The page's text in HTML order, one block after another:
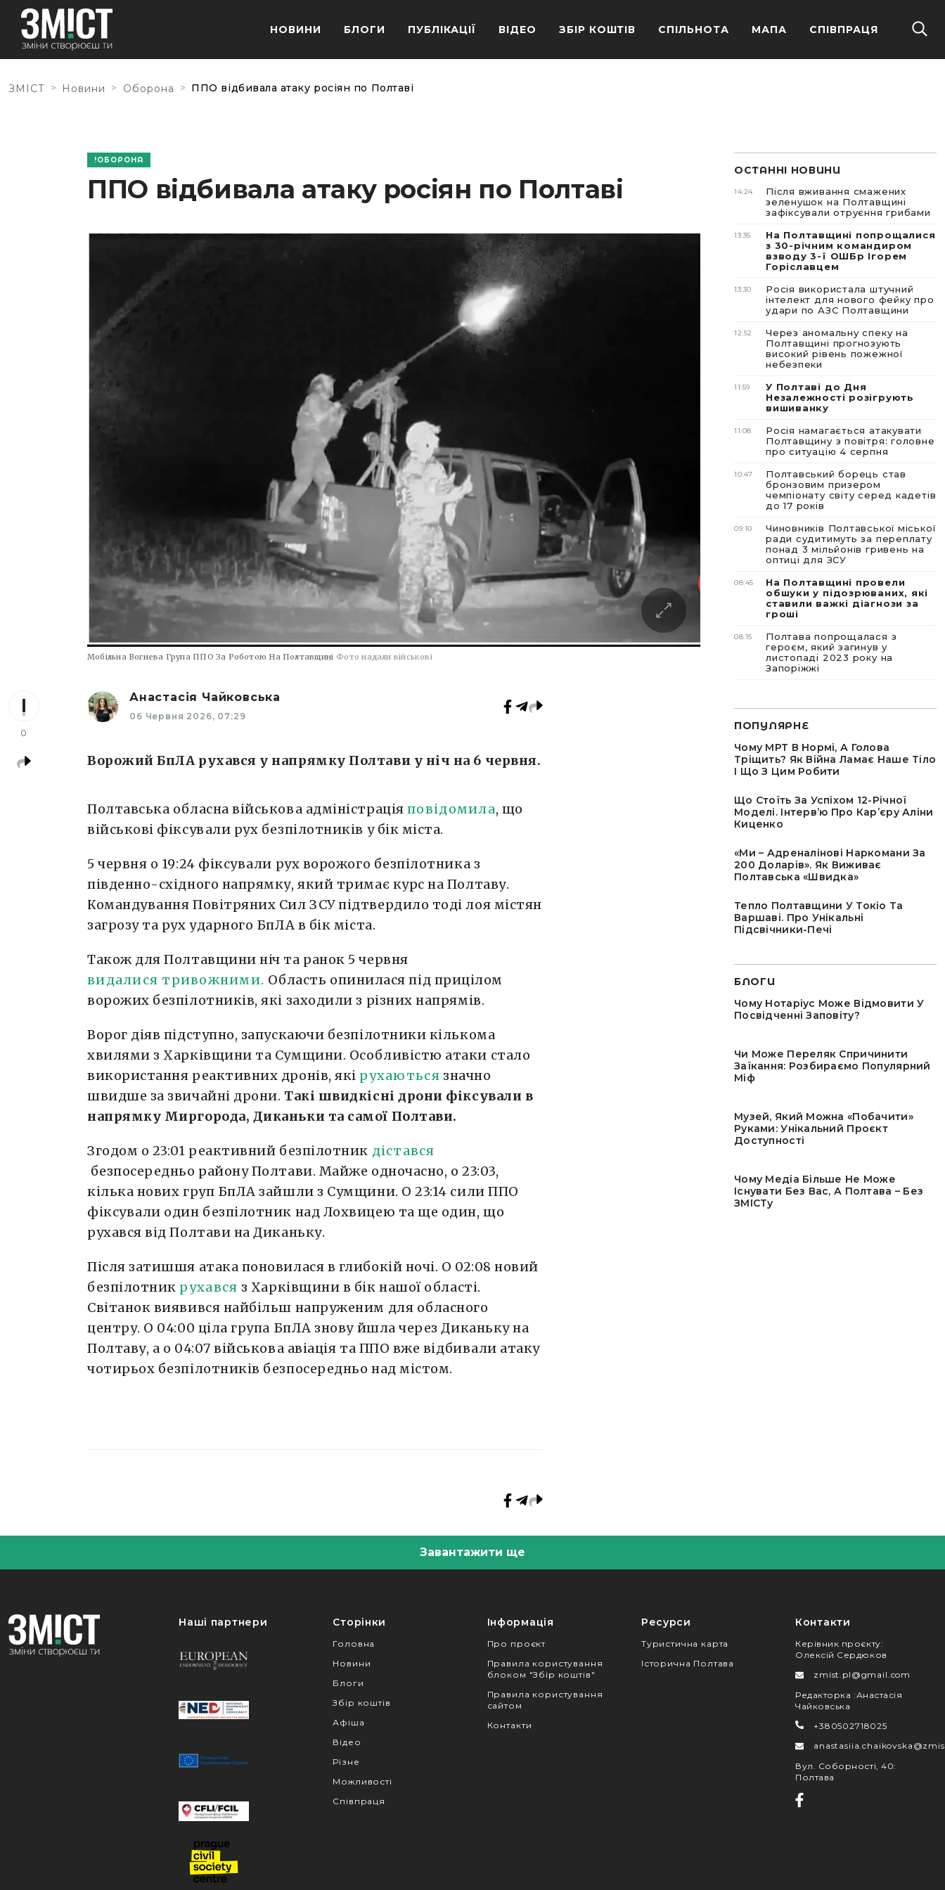
НОВИНИ БЛОГИ ПУБЛІКАЦІЇ ВІДЕО ЗБІР КОШТІВ СПІЛЬНОТА МАПА СПІВПРАЦЯ
ЗМІСТ > Новини > Оборона > ППО відбивала атаку росіян по Полтаві
ОБОРОНА
ППО відбивала атаку росіян по Полтаві
Мобільна Вогнева Група ППО За Роботою На Полтавщині Фото надали військові
0
Анастасія Чайковська
06 Червня 2026, 07:29
Ворожий БпЛА рухався у напрямку Полтави у ніч на 6 червня.
Полтавська обласна військова адміністраціяповідомила, що
військові фіксували рух безпілотників у бік міста.
5 червня о 19:24 фіксували рух ворожого безпілотника з
південно-східного напрямку, який тримає курс на Полтаву.
Командування Повітряних Сил ЗСУ підтвердило тоді лоя містян
загрозу та рух ударного БпЛА в бік міста.
Також для Полтавщини ніч та ранок 5 червня
видалися тривожними. Область опинилася під прицілом
ворожих безпілотників, які заходили з різних напрямів.
Ворог діяв підступно, запускаючи безпілотники кількома
хвилями з Харківщини та Сумщини. Особливістю атаки стало
використання реактивних дронів, які рухаються значно
швидше за звичайні дрони. Такі швидкісні дрони фіксували в
напрямку Миргорода, Диканьки та самої Полтави.
Згодом о 23:01 реактивний безпілотник дістався
безпосередньо району Полтави. Майже одночасно, о 23:03,
кілька нових груп БпЛА зайшли з Сумщини. О 23:14 сили ППО
фіксували один безпілотник над Лохвицею та ще один, що
рухався від Полтави на Диканьку.
Після затишшя атака поновилася в глибокій ночі. О 02:08 новий
безпілотник рухався з Харківщини в бік нашої області.
Світанок виявився найбільш напруженим для обласного
центру. О 04:00 ціла група БпЛА знову йшла через Диканьку на
Полтаву, а о 04:07 військова авіація та ППО вже відбивали атаку
чотирьох безпілотників безпосередньо над містом.
ОСТАННІ НОВИНИ
14:24
Після вживання смажених
зеленушок на Полтавщині
зафіксували отруєння грибами
13:35
На Полтавщині попрощалися
з 30-річним командиром
взводу 3-ї ОШБр Ігорем
Горіславцем
13:30
Росія використала штучний
інтелект для нового фейку про
удари по АЗС Полтавщини
12:52
Через аномальну спеку на
Полтавщині прогнозують
високий рівень пожежної
небезпеки
11:59
У Полтаві до Дня
Незалежності розігрують
вишиванку
11:08
Росія намагається атакувати
Полтавщину з повітря: головне
про ситуацію 4 серпня
10:47
Полтавський борець став
бронзовим призером
чемпіонату світу серед кадетів
до 17 років
09:10
Чиновників Полтавської міської
ради судитимуть за переплату
понад 3 мільйонів гривень на
оптиці для ЗСУ
08:45
На Полтавщині провели
обшуки у підозрюваних, які
ставили важкі діагнози за
гроші
08:15
Полтава попрощалася з
героєм, який загинув у
листопаді 2023 року на
Запоріжжі
ПОПУЛЯРНЕ
Чому МРТ В Нормі, А Голова
Тріщить? Як Війна Ламає Наше Тіло
І Що З Цим Робити
Що Стоїть За Успіхом 12-Річної
Моделі. Інтервʼю Про Карʼєру Аліни
Киценко
«Ми – Адреналінові Наркомани За
200 Доларів». Як Виживає
Полтавська «швидка»
Тепло Полтавщини У Токіо Та
Варшаві. Про Унікальні
Підсвічники-Печі
БЛОГИ
Чому Нотаріус Може Відмовити У
Посвідченні Заповіту?
Чи Може Переляк Спричинити
Заїкання: Розбираємо Популярний
Міф
Музей, Який Можна «побачити»
Руками: Унікальний Проєкт
Доступності
Чому Медіа Більше Не Може
Існувати Без Вас, А Полтава – Без
ЗМІСТу
Завантажити ще
Наші партнери Сторінки
Головна
Новини
Блоги
Збір коштів
Афіша
Відео
Різне
Можливості
Співпраця
Інформація
Про проєкт
Правила користування
блоком "Збір коштів"
Правила користування
сайтом
Контакти
Ресурси
Туристична карта
Історична Полтава
Контакти
Керівник проєкту:
Олексій Сердюков
zmist.pl@gmail.com
Редакторка :Анастасія
Чайковська
+380502718025
Вул. Соборності, 40:
Полтава